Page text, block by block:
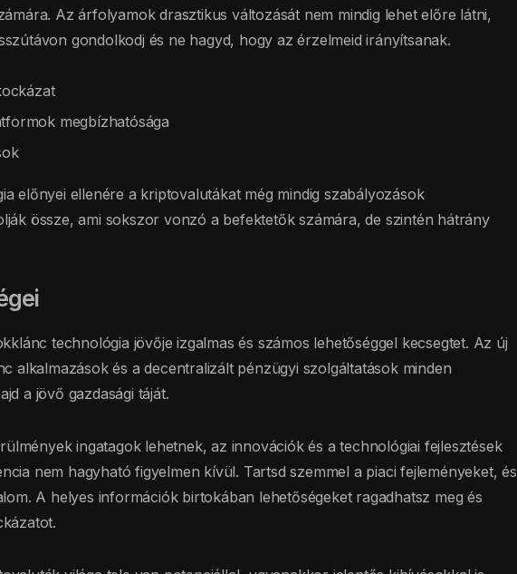
Az árfolyamok drasztikus változását nem mindig lehet előre látni,
gondolkodj és ne hagyd, hogy az érzelmeid irányítsanak.
megbízhatósága
előnyei ellenére a kriptovalutákat még mindig szabályozások
össze, ami sokszor vonzó a befektetők számára, de szintén hátrány
technológia jövője izgalmas és számos lehetőséggel kecsegtet. Az új
alkalmazások és a decentralizált pénzügyi szolgáltatások minden
a jövő gazdasági táját.
ingatagok lehetnek, az innovációk és a technológiai fejlesztések
nem hagyható figyelmen kívül. Tartsd szemmel a piaci fejleményeket, és
A helyes információk birtokában lehetőségeket ragadhatsz meg és